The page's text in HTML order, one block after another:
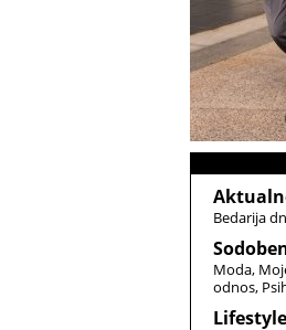
Bedarija
Moda
odnos
Lifestyle